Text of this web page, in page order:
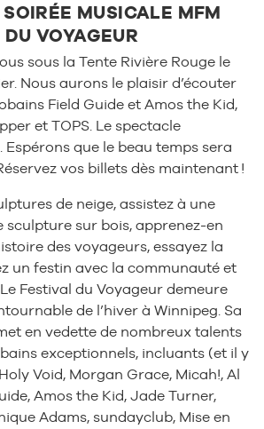
MUSICALE MFM
VOYAGEUR
sous la Tente Rivière Rouge le
Nous aurons le plaisir d’écouter
Field Guide et Amos the Kid,
et TOPS. Le spectacle
Espérons que le beau temps sera
vos billets dès maintenant !
de neige, assistez à une
sur bois, apprenez-en
des voyageurs, essayez la
un festin avec la communauté et
Festival du Voyageur demeure
de l’hiver à Winnipeg. Sa
en vedette de nombreux talents
exceptionnels, incluants (et il y
Void, Morgan Grace, Micah!, Al
Amos the Kid, Jade Turner,
Adams, sundayclub, Mise en